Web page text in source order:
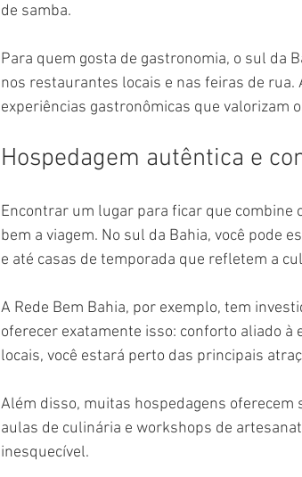
de samba.
Para quem gosta de gastronomia, o sul da
nos restaurantes locais e nas feiras de
experiências gastronômicas que valorizam
Hospedagem autêntica e
Encontrar um lugar para ficar que
bem a viagem. No sul da Bahia, você pode
e até casas de temporada que refletem a
A Rede Bem Bahia, por exemplo, tem
oferecer exatamente isso: conforto aliado
locais, você estará perto das principais
Além disso, muitas hospedagens oferecem
aulas de culinária e workshops de
inesquecível.